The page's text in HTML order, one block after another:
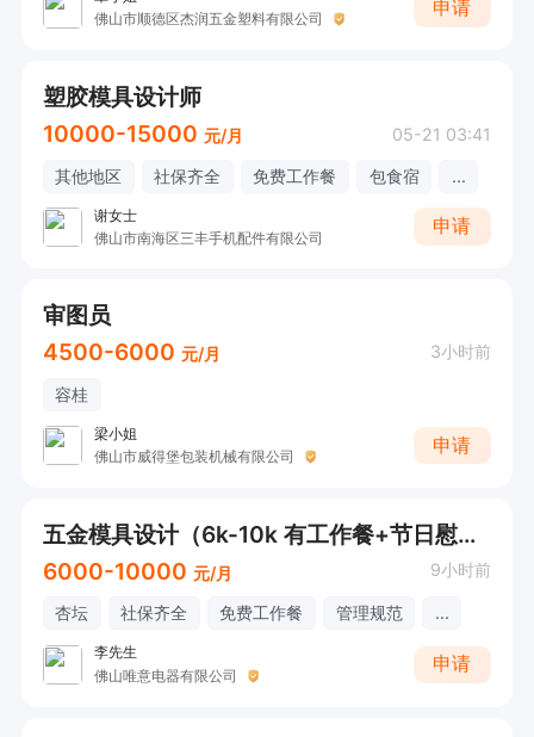
佛山市顺德区杰润五金塑料有限公司
申请
塑胶模具设计师
10000-15000 元/月 05-21 03:41
其他地区 社保齐全 免费工作餐 包食宿 ...
谢女士
佛山市南海区三丰手机配件有限公司
申请
审图员
4500-6000 元/月 3小时前
容桂
梁小姐
佛山市威得堡包装机械有限公司
申请
五金模具设计（6k-10k 有工作餐+节日慰问）
6000-10000 元/月 9小时前
杏坛 社保齐全 免费工作餐 管理规范 ...
李先生
佛山唯意电器有限公司
申请